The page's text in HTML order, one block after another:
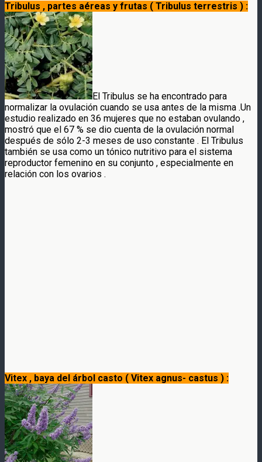
Tribulus , partes aéreas y frutas ( Tribulus terrestris ) :
El Tribulus se ha encontrado para
normalizar la ovulación cuando se usa antes de la misma .Un
estudio realizado en 36 mujeres que no estaban ovulando ,
mostró que el 67 % se dio cuenta de la ovulación normal
después de sólo 2-3 meses de uso constante . El Tribulus
también se usa como un tónico nutritivo para el sistema
reproductor femenino en su conjunto , especialmente en
relación con los ovarios .
Vitex , baya del árbol casto ( Vitex agnus- castus ) :